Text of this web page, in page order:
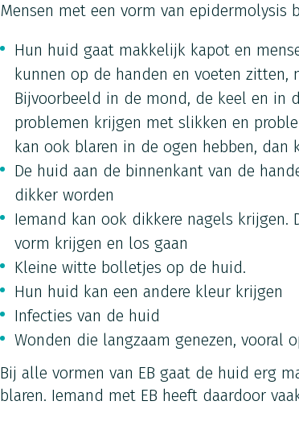
Mensen met een vorm van epidermolysis
Hun huid gaat makkelijk kapot en
kunnen op de handen en voeten zitten,
Bijvoorbeeld in de mond, de keel en in
problemen krijgen met slikken en
kan ook blaren in de ogen hebben, dan
De huid aan de binnenkant van de
dikker worden
Iemand kan ook dikkere nagels krijgen.
vorm krijgen en los gaan
Kleine witte bolletjes op de huid.
Hun huid kan een andere kleur krijgen
Infecties van de huid
Wonden die langzaam genezen, vooral
Bij alle vormen van EB gaat de huid erg
blaren. Iemand met EB heeft daardoor